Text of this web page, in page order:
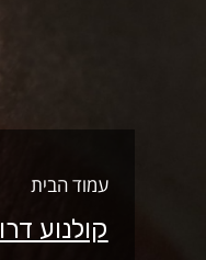
דרך
עמוד הבית
קולנוע